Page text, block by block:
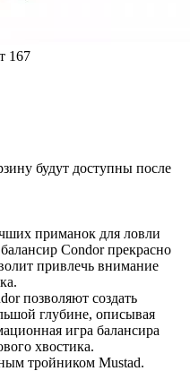
167
будут доступны после
приманок для ловли
Condor прекрасно
привлечь внимание
позволяют создать
глубине, описывая
игра балансира
хвостика.
тройником Mustad.